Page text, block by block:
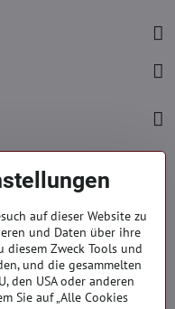
auf dieser Website zu
und Daten über ihre
diesem Zweck Tools und
und die gesammelten
den USA oder anderen
Sie auf „Alle Cookies